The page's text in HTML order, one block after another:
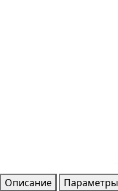
Описание Параметры